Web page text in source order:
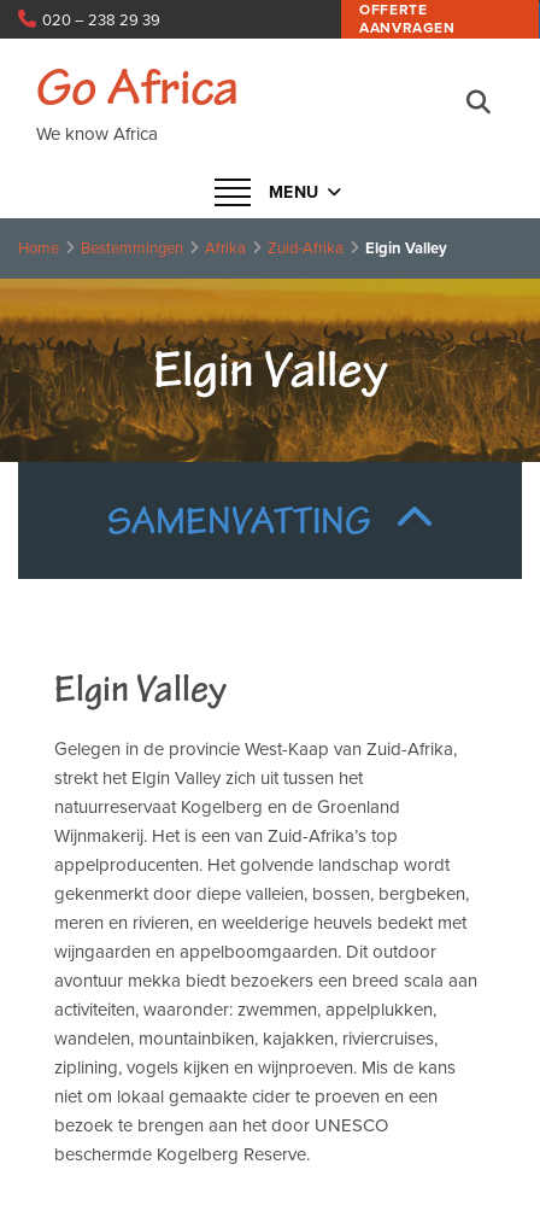
OFFERTE
AANVRAGEN
020 – 238 29 39
Navigatie in- of uitklappen
MENU
Go Africa
We know Africa
Home Bestemmingen Afrika Zuid-Afrika Elgin Valley
Elgin Valley
SAMENVATTING
Elgin Valley
Gelegen in de provincie West-Kaap van Zuid-Afrika,
strekt het Elgin Valley zich uit tussen het
natuurreservaat Kogelberg en de Groenland
Wijnmakerij. Het is een van Zuid-Afrika’s top
appelproducenten. Het golvende landschap wordt
gekenmerkt door diepe valleien, bossen, bergbeken,
meren en rivieren, en weelderige heuvels bedekt met
wijngaarden en appelboomgaarden. Dit outdoor
avontuur mekka biedt bezoekers een breed scala aan
activiteiten, waaronder: zwemmen, appelplukken,
wandelen, mountainbiken, kajakken, riviercruises,
ziplining, vogels kijken en wijnproeven. Mis de kans
niet om lokaal gemaakte cider te proeven en een
bezoek te brengen aan het door UNESCO
beschermde Kogelberg Reserve.